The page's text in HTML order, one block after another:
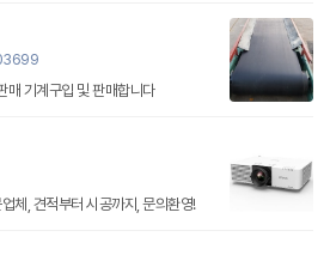
매 기계구입 및 판매합니다
체, 견적부터 시공까지, 문의환영!